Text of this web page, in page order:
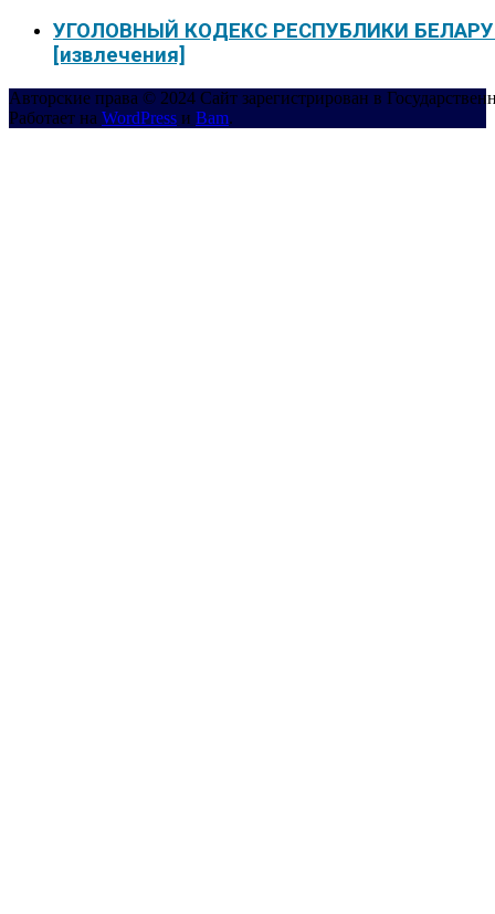
УГОЛОВНЫЙ КОДЕКС РЕСПУБЛИКИ
[извлечения]
Авторские права © 2024 Сайт зарегистрирован в
Работает на WordPress и Bam.